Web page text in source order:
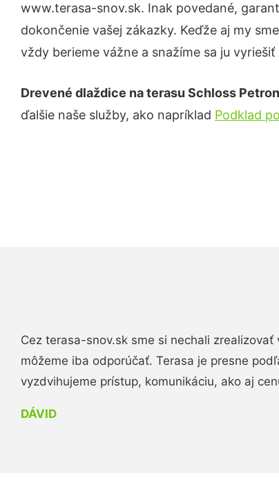
www.terasa-snov.sk. Inak povedané,
dokončenie vašej zákazky. Keďže aj my
vždy berieme vážne a snažíme sa ju
Drevené dlaždice na terasu Schloss
ďalšie naše služby, ako napríklad Podklad
Cez terasa-snov.sk sme si nechali
môžeme iba odporúčať. Terasa je presne
vyzdvihujeme prístup, komunikáciu, ako aj
DÁVID